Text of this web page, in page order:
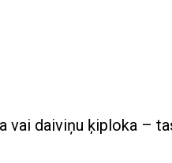
vai daiviņu ķiploka –